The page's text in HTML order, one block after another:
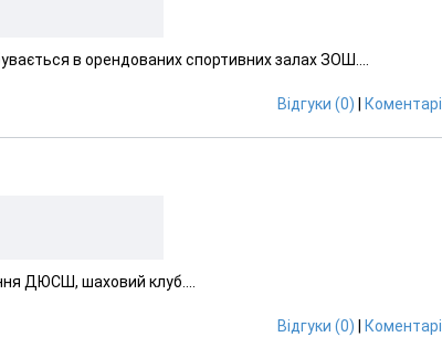
в орендованих спортивних залах ЗОШ....
Відгуки (0) Коментарі
ДЮСШ, шаховий клуб....
Відгуки (0) Коментарі